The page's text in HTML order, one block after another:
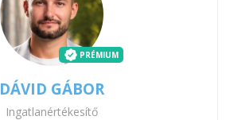
PRÉMIUM
DÁVID GÁBOR
Ingatlanértékesítő